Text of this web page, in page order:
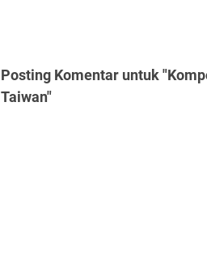
Posting Komentar untuk
Taiwan"